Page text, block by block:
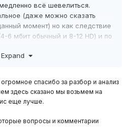
всё шевелиться.
(даже можно сказать
момент) но как следствие
6 мбит обычный и 8-12 HD) и по
возможны подвисания,
Не хочу даже перечислять -
Я даже незнаю что
сервис лучше - ребята
точнее есть - я подсмотрел
прсмотра
Expand
спасибо за разбор и анализ
здесь сказано мы возьмем на
еще лучше.
вопросы и комментарии